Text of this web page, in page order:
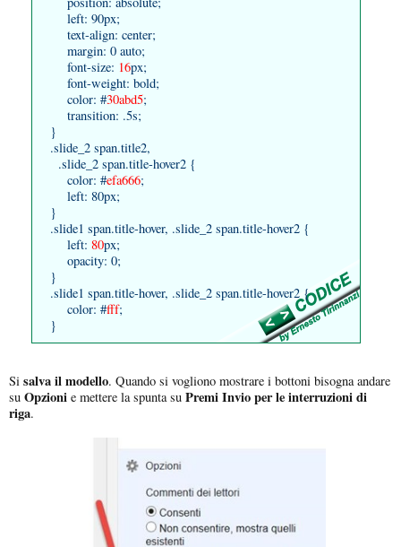
left: 90px;
text-align: center;
margin: 0 auto;
font-size: 16px;
font-weight: bold;
color: #30abd5;
transition: .5s;
}
.slide_2 span.title2,
.slide_2 span.title-hover2 {
color: #efa666;
left: 80px;
}
.slide1 span.title-hover, .slide_2 span.title-hover2 {
left: 80px;
opacity: 0;
}
.slide1 span.title-hover, .slide_2 span.title-hover2 {
color: #fff;
}
Si salva il modello. Quando si vogliono mostrare i bottoni bisogna andare
su Opzioni e mettere la spunta su Premi Invio per le interruzioni di
riga.